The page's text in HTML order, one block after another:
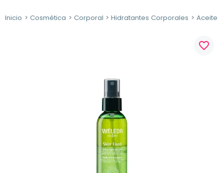
Inicio Cosmética Corporal Hidratantes Corporales Aceite
favorite_border